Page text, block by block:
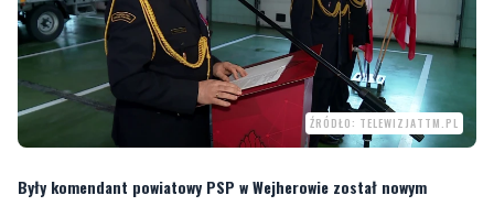
ŹRÓDŁO: TELEWIZJATTM.PL
Były komendant powiatowy PSP w Wejherowie został nowym
komendantem wojewódzkim straży pożarnej w Gdańsku. Jak
starszy brygadier Jacek Niewęgłowski odebrał powołanie. Taką